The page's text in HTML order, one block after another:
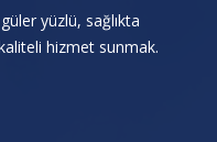
yüzlü, sağlıkta
hizmet sunmak.